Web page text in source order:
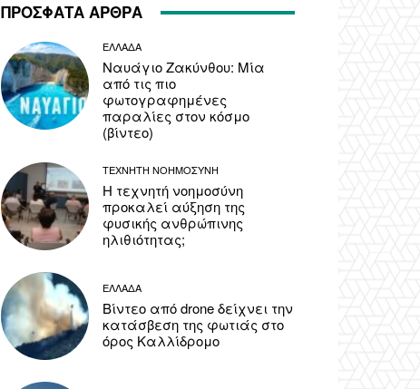
ΠΡΟΣΦΑΤΑ ΑΡΘΡΑ
ΕΛΛΑΔΑ
Ναυάγιο Ζακύνθου: Μία
από τις πιο
φωτογραφημένες
παραλίες στον κόσμο
(βίντεο)
ΤΕΧΝΗΤΗ ΝΟΗΜΟΣΥΝΗ
Η τεχνητή νοημοσύνη
προκαλεί αύξηση της
φυσικής ανθρώπινης
ηλιθιότητας;
ΕΛΛΑΔΑ
Βίντεο από drone δείχνει την
κατάσβεση της φωτιάς στο
όρος Καλλίδρομο